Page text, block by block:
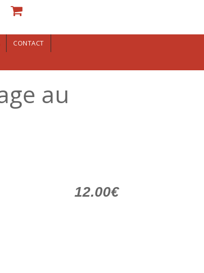
CONTACT
au
12.00€